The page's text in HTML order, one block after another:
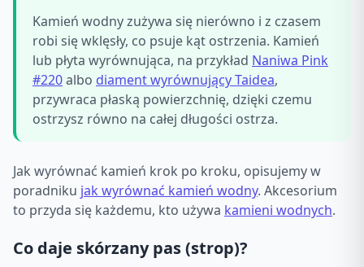
Kamień wodny zużywa się nierówno i z czasem
robi się wklęsły, co psuje kąt ostrzenia. Kamień
lub płyta wyrównująca, na przykład Naniwa Pink
#220albo diament wyrównujący Taidea,
przywraca płaską powierzchnię, dzięki czemu
ostrzysz równo na całej długości ostrza.
Jak wyrównać kamień krok po kroku, opisujemy w
poradniku jak wyrównać kamień wodny. Akcesorium
to przyda się każdemu, kto używa kamieni wodnych.
Co daje skórzany pas (strop)?